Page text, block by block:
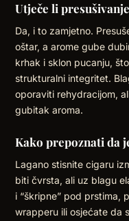
Utječe li
Da, i to zamjetno.
oštar, a arome gube
krhak i sklon pucanju,
strukturalni integritet.
oporaviti rehydracijom,
gubitak aroma.
Kako prepoznati da
Lagano stisnite cigaru
biti čvrsta, ali uz blagu
i “škripne” pod prstima,
wrapperu ili osjećate da